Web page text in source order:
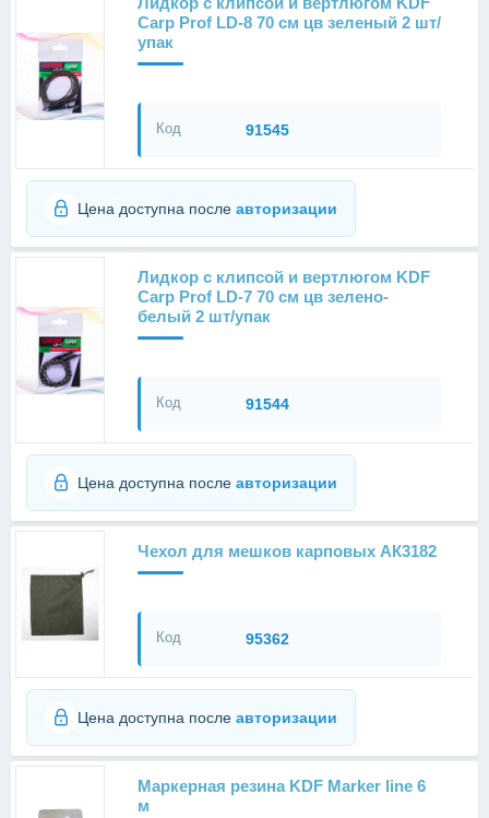
Carp Prof LD-8 70 см цв зеленый 2 шт/
упак
Код 91545
Цена доступна после авторизации
Лидкор с клипсой и вертлюгом KDF
Carp Prof LD-7 70 см цв зелено-
белый 2 шт/упак
Код 91544
Цена доступна после авторизации
Чехол для мешков карповых АК3182
Код 95362
Цена доступна после авторизации
Маркерная резина KDF Marker line 6
м